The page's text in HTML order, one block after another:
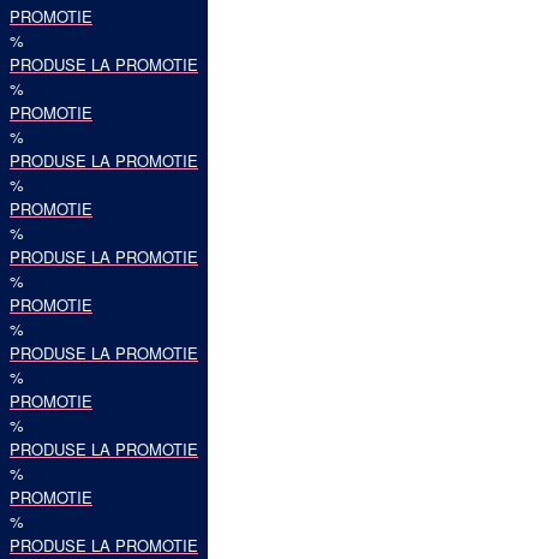
PROMOTIE
%
PRODUSE LA PROMOTIE
%
PROMOTIE
%
PRODUSE LA PROMOTIE
%
PROMOTIE
%
PRODUSE LA PROMOTIE
%
PROMOTIE
%
PRODUSE LA PROMOTIE
%
PROMOTIE
%
PRODUSE LA PROMOTIE
%
PROMOTIE
%
PRODUSE LA PROMOTIE